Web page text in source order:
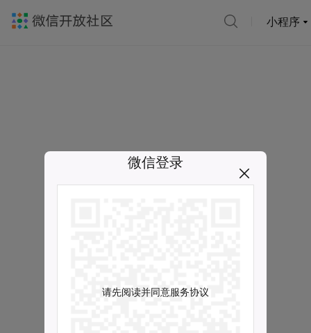
小程序
微信登录
请先阅读并同意服务协议